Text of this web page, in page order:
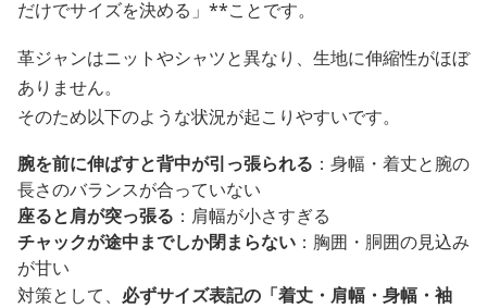
だけでサイズを決める」**ことです。
革ジャンはニットやシャツと異なり、生地に伸縮性がほぼ
ありません。
そのため以下のような状況が起こりやすいです。
腕を前に伸ばすと背中が引っ張られる ：身幅・着丈と腕の
長さのバランスが合っていない
座ると肩が突っ張る ：肩幅が小さすぎる
チャックが途中までしか閉まらない ：胸囲・胴囲の見込み
が甘い
対策として、 必ずサイズ表記の「着丈・肩幅・身幅・袖